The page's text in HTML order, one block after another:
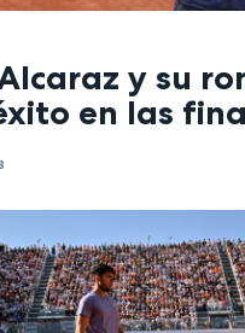
y su
en las